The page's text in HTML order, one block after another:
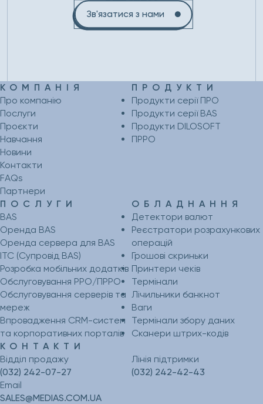
Зв'язатися з нами
КОМПАНІЯ
Про компанію
Послуги
Проєкти
Навчання
Новини
Контакти
FAQs
Партнери
ПОСЛУГИ
BAS
Оренда BAS
Оренда сервера для BAS
ІТС (Супровід BAS)
Розробка мобільних додатків
Обслуговування РРО/ПРРО
Обслуговування серверів та
мереж
Впровадження CRM-систем
та корпоративних порталів
ОБЛАДНАННЯ
Детектори валют
Реєстратори розрахункових
операцій
Грошові скриньки
Принтери чеків
Термінали
Лічильники банкнот
Ваги
Термінали збору даних
Сканери штрих-кодів
ПРОДУКТИ
Продукти серії ПРО
Продукти серії BAS
Продукти DILOSOFT
ПРРО
КОНТАКТИ
Відділ продажу
(032) 242-07-27
Лінія підтримки
(032) 242-42-43
Email
SALES@MEDIAS.COM.UA